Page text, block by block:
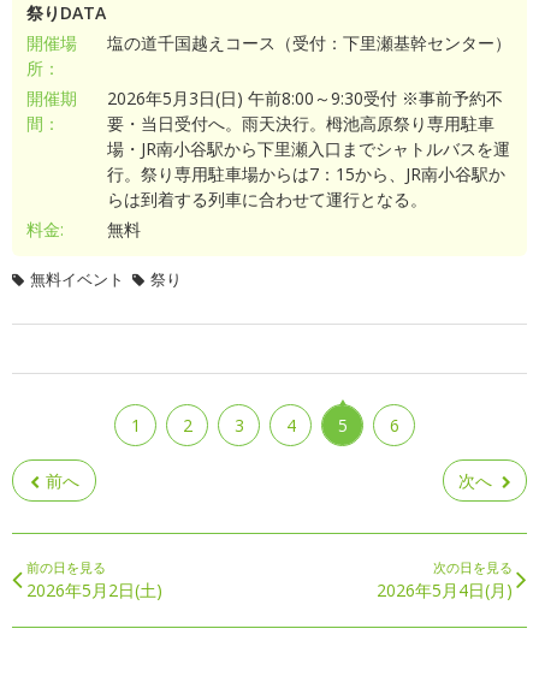
祭りDATA
開催場
所：
塩の道千国越えコース（受付：下里瀬基幹センター）
開催期
間：
2026年5月3日(日) 午前8:00～9:30受付 ※事前予約不
要・当日受付へ。雨天決行。栂池高原祭り専用駐車
場・JR南小谷駅から下里瀬入口までシャトルバスを運
行。祭り専用駐車場からは7：15から、JR南小谷駅か
らは到着する列車に合わせて運行となる。
料金:
無料
無料イベント 祭り
前へ
1 2 3 4 5 6
次へ
前の日を見る
2026年5月2日(土)
次の日を見る
2026年5月4日(月)